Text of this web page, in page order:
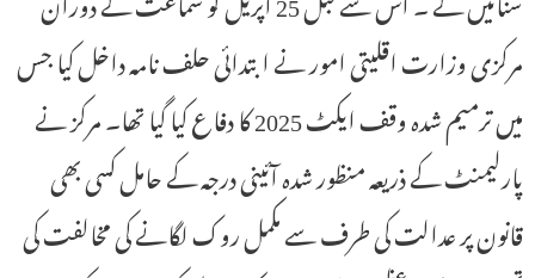
مرکزی وزارت اقلیتی امور نے ابتدائی حلف نامہ داخل کیا جس
میں ترمیم شدہ وقف ایکٹ 2025 کا دفاع کیا گیا تھا۔ مرکز نے
پارلیمنٹ کے ذریعہ منظور شدہ آئینی درجہ کے حامل کسی بھی
قانون پر عدالت کی طرف سے مکمل روک لگانے کی مخالفت کی